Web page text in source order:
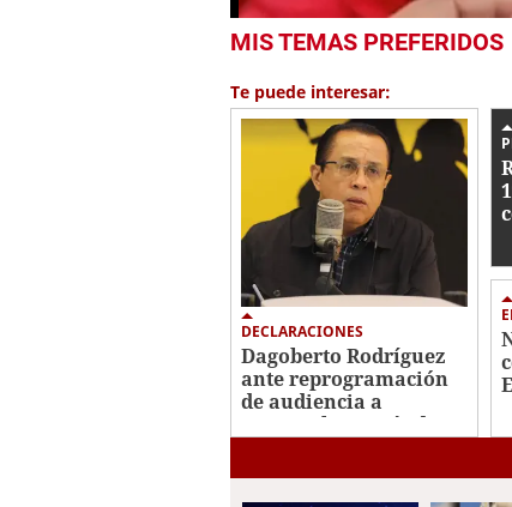
seconds
55
secondsVolume
0%
MIS TEMAS PREFERIDOS
Te puede interesar:
DECLARACIONES
Dagoberto Rodríguez
ante reprogramación
de audiencia a
Roosevelt Hernández: